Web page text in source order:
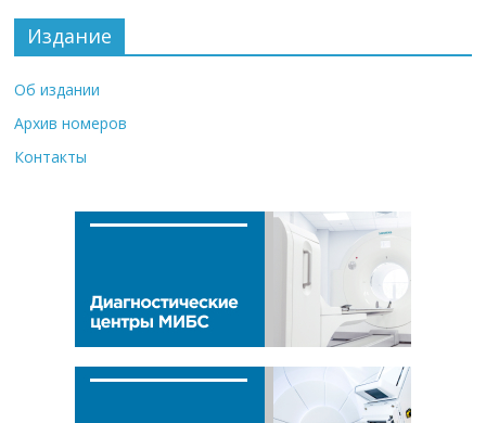
Издание
Об издании
Архив номеров
Контакты